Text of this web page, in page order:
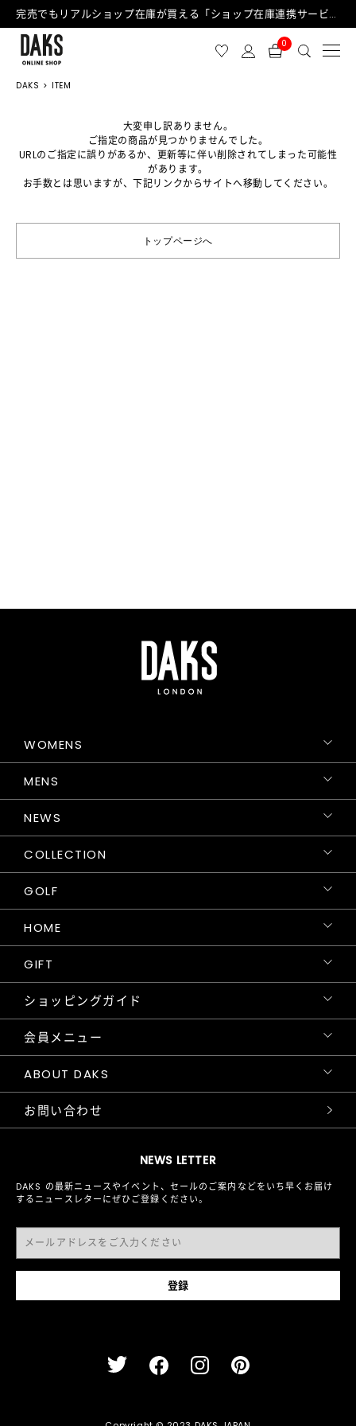
完売でもリアルショップ在庫が買える「ショップ在庫連携サービス」が日中もご利用可能になりました！
0
DAKS ITEM
大変申し訳ありません。
ご指定の商品が見つかりませんでした。
URLのご指定に誤りがあるか、更新等に伴い削除されてしまった可能性
があります。
お手数とは思いますが、下記リンクからサイトへ移動してください。
トップページへ
NEWS LETTER
DAKS の最新ニュースやイベント、セールのご案内などをいち早くお届け
するニュースレターにぜひご登録ください。
WOMENS
MENS
NEWS
COLLECTION
GOLF
HOME
GIFT
ショッピングガイド
会員メニュー
ABOUT DAKS
お問い合わせ